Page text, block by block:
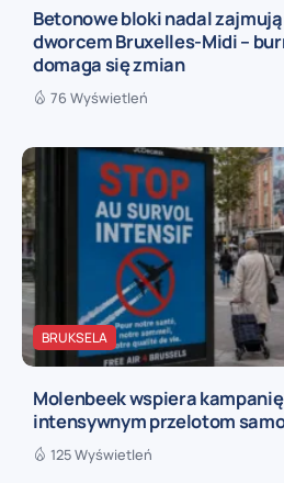
Betonowe bloki nadal
dworcem Bruxelles-Midi –
domaga się zmian
76 Wyświetleń
BRUKSELA
Molenbeek wspiera
intensywnym przelotom
125 Wyświetleń